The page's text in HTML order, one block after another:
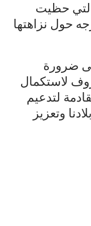
التي حظيت
حول نزاهتها
ضرورة
لاستكمال
لتدعيم
وتعزيز